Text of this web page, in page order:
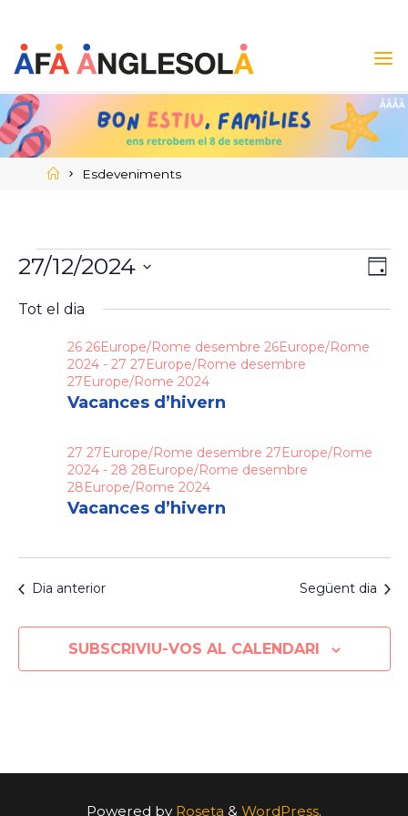
content
Home
Esdeveniments
Esdeveniments
for
27Europe/Rome
desembre
27Europe/Rome
2024
de
de
DIA
27/12/2024
una
Tot el dia
Vacances d’hivern
26 26Europe/Rome desembre 26Europe/Rome
2024- 27 27Europe/Rome desembre
27Europe/Rome 2024
Vacances d’hivern
27 27Europe/Rome desembre 27Europe/Rome
2024- 28 28Europe/Rome desembre
28Europe/Rome 2024
Dia anterior Següent dia
SUBSCRIVIU-VOS AL CALENDARI
Powered by Roseta & WordPress.